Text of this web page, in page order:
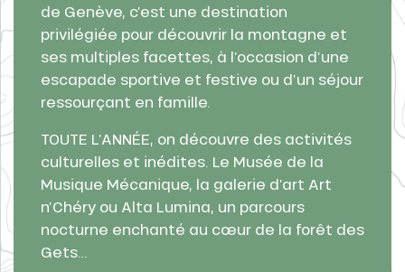
de Genève, c’est une destination
privilégiée pour découvrir la montagne et
ses multiples facettes, à l’occasion d’une
escapade sportive et festive ou d’un séjour
ressourçant en famille.
TOUTE L’ANNÉE, on découvre des activités
culturelles et inédites. Le Musée de la
Musique Mécanique, la galerie d’art Art
n’Chéry ou Alta Lumina, un parcours
nocturne enchanté au cœur de la forêt des
Gets…